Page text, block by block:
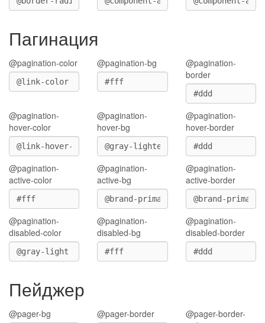
Пагинация
@pagination-color @pagination-bg
@pagination-
border
@pagination-
hover-color
@pagination-
hover-bg
@pagination-
hover-border
@pagination-
active-color
@pagination-
active-bg
@pagination-
active-border
@pagination-
disabled-color
@pagination-
disabled-bg
@pagination-
disabled-border
Пейджер
@pager-bg @pager-border
@pager-border-